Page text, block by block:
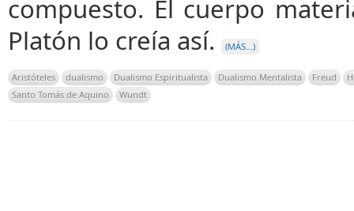
compuesto. El cuerpo
Platón lo creía así.
(MÁS…)
Aristóteles dualismo Dualismo Espiritualista Dualismo Mentalista Freud
Santo Tomás de Aquino
Wundt